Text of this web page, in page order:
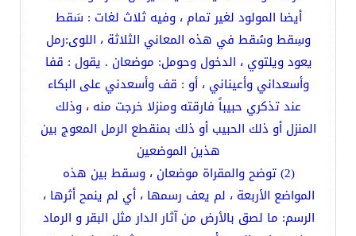
أيضا المولود لغير تمام ، وفيه ثلاث لغات : سَقط
وسِقط وسُقط في هذه المعاني الثلاثة ، اللوى:رمل
يعود ويلتوي ، الدخول وحومل: موضعان . يقول : قفا
وأسعداني وأعيناني ، أو : قف وأسعدني على البكاء
عند تذكري حبيباً فارقته ومنزلا خرجت منه ، وذلك
المنزل أو ذلك الحبيب أو ذلك بمنقطع الرمل المعوج بين
هذين الموضعين
(2) توضح والمقراة موضعان ، وسقط بين هذه
المواضع الأربعة ، لم يعف رسمها ، أي لم ينمح أثرها ،
الرسم: ما لصق بالأرض من آثار الدار مثل البقر و الرماد